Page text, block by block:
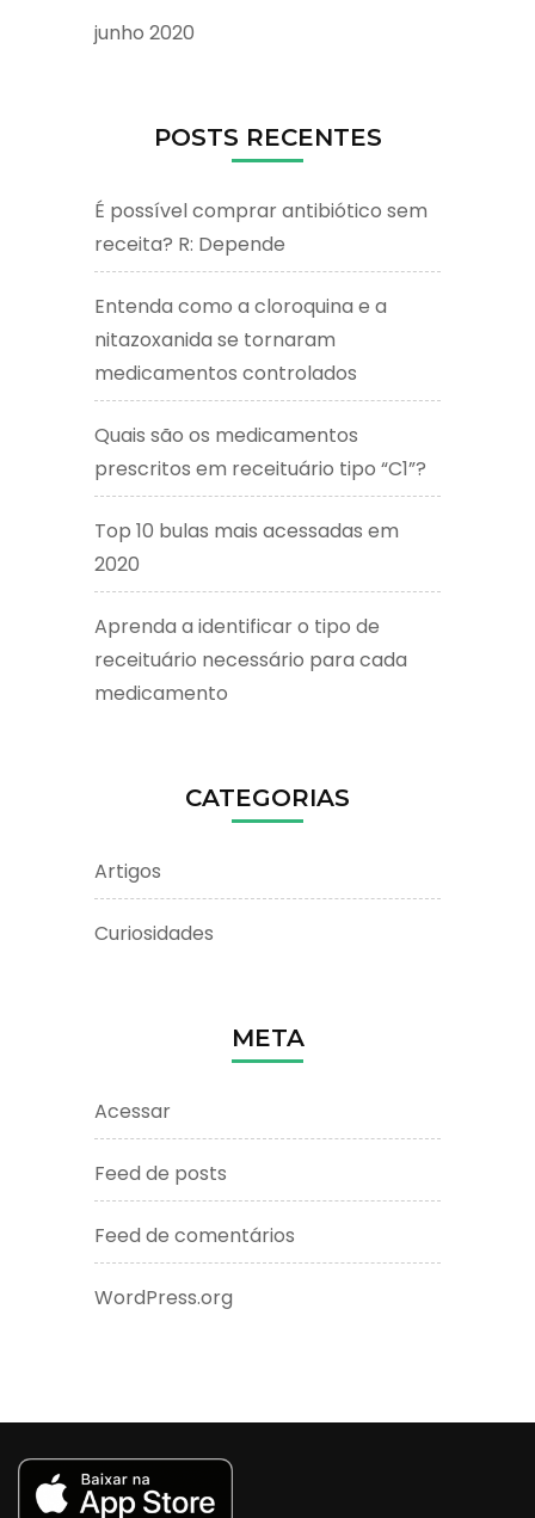
junho 2020
POSTS RECENTES
É possível comprar antibiótico sem
receita? R: Depende
Entenda como a cloroquina e a
nitazoxanida se tornaram
medicamentos controlados
Quais são os medicamentos
prescritos em receituário tipo “C1”?
Top 10 bulas mais acessadas em
2020
Aprenda a identificar o tipo de
receituário necessário para cada
medicamento
CATEGORIAS
Artigos
Curiosidades
META
Acessar
Feed de posts
Feed de comentários
WordPress.org